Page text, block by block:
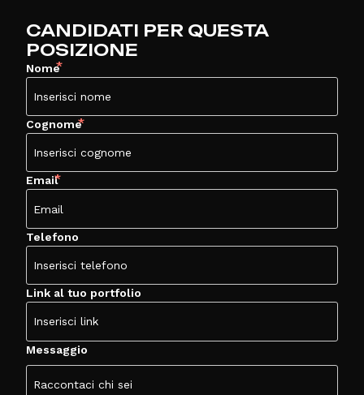
CANDIDATI PER QUESTA
POSIZIONE
Nome*
Cognome*
Email*
Telefono
Link al tuo portfolio
Messaggio